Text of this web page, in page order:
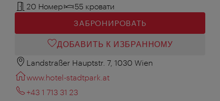
20 Номер
55 кровати
ЗАБРОНИРОВАТЬ
ДОБАВИТЬ К ИЗБРАННОМУ
Landstraßer Hauptstr. 7, 1030 Wien
www.hotel-stadtpark.at
+43 1 713 31 23